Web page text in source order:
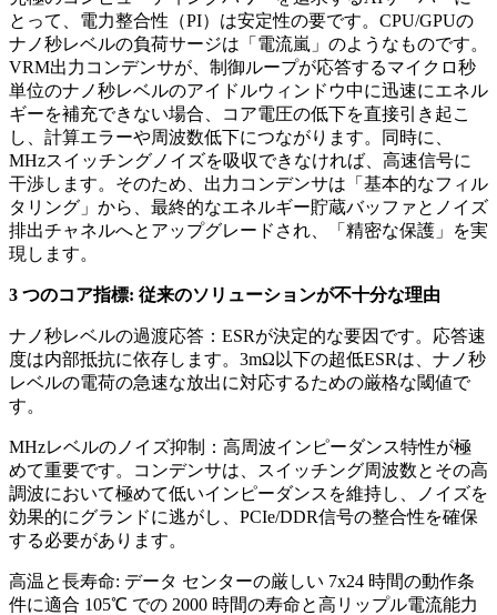
とって、電力整合性（PI）は安定性の要です。CPU/GPUの
ナノ秒レベルの負荷サージは「電流嵐」のようなものです。
VRM出力コンデンサが、制御ループが応答するマイクロ秒
単位のナノ秒レベルのアイドルウィンドウ中に迅速にエネル
ギーを補充できない場合、コア電圧の低下を直接引き起こ
し、計算エラーや周波数低下につながります。同時に、
MHzスイッチングノイズを吸収できなければ、高速信号に
干渉します。そのため、出力コンデンサは「基本的なフィル
タリング」から、最終的なエネルギー貯蔵バッファとノイズ
排出チャネルへとアップグレードされ、「精密な保護」を実
現します。
3 つのコア指標: 従来のソリューションが不十分な理由
ナノ秒レベルの過渡応答：ESRが決定的な要因です。応答速
度は内部抵抗に依存します。3mΩ以下の超低ESRは、ナノ秒
レベルの電荷の急速な放出に対応するための厳格な閾値で
す。
MHzレベルのノイズ抑制：高周波インピーダンス特性が極
めて重要です。コンデンサは、スイッチング周波数とその高
調波において極めて低いインピーダンスを維持し、ノイズを
効果的にグランドに逃がし、PCIe/DDR信号の整合性を確保
する必要があります。
高温と長寿命: データ センターの厳しい 7x24 時間の動作条
件に適合 105℃ での 2000 時間の寿命と高リップル電流能力